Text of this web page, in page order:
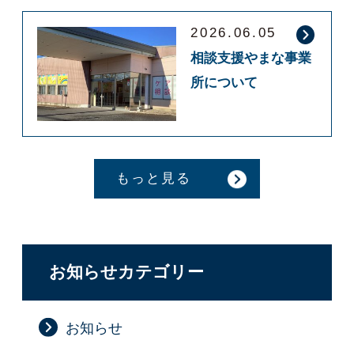
2026.06.05
相談支援やまな事業
所について
もっと見る
お知らせカテゴリー
お知らせ